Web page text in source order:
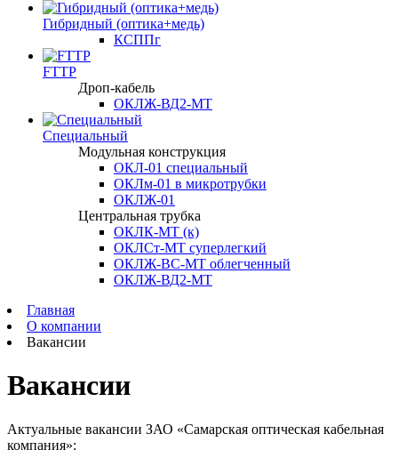
Гибридный (оптика+медь)
КСППг
FTTP
Дроп-кабель
ОКЛЖ-ВД2-МТ
Специальный
Модульная конструкция
ОКЛ-01 специальный
ОКЛм-01 в микротрубки
ОКЛЖ-01
Центральная трубка
ОКЛК-МТ (к)
ОКЛСт-МТ суперлегкий
ОКЛЖ-ВС-МТ облегченный
ОКЛЖ-ВД2-МТ
Главная
О компании
Вакансии
Вакансии
Актуальные вакансии ЗАО «Самарская оптическая кабельная
компания»: